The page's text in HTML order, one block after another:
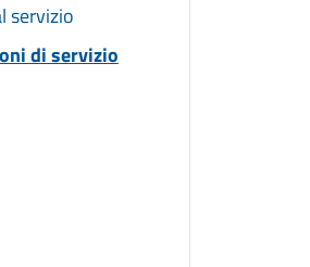
servizio
di servizio